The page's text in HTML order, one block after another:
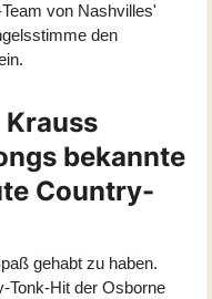
von Nashvilles'
den
bekannte
Country-
gehabt zu haben.
Tonk-Hit der Osborne